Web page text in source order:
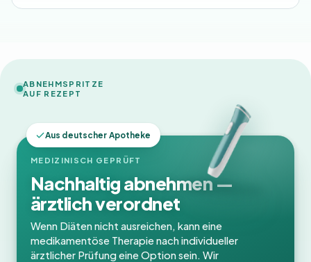
ABNEHMSPRITZE
AUF REZEPT
Aus deutscher Apotheke
MEDIZINISCH GEPRÜFT
Nachhaltig abnehmen —
ärztlich verordnet
Wenn Diäten nicht ausreichen, kann eine
medikamentöse Therapie nach individueller
ärztlicher Prüfung eine Option sein. Wir